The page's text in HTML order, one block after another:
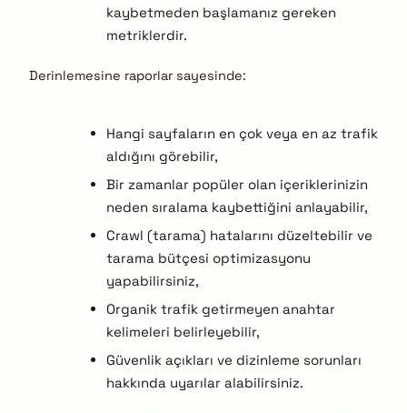
kaybetmeden başlamanız gereken
metriklerdir.
Derinlemesine raporlar sayesinde:
Hangi sayfaların en çok veya en az trafik
aldığını görebilir,
Bir zamanlar popüler olan içeriklerinizin
neden sıralama kaybettiğini anlayabilir,
Crawl (tarama) hatalarını düzeltebilir ve
tarama bütçesi optimizasyonu
yapabilirsiniz,
Organik trafik getirmeyen anahtar
kelimeleri belirleyebilir,
Güvenlik açıkları ve dizinleme sorunları
hakkında uyarılar alabilirsiniz.